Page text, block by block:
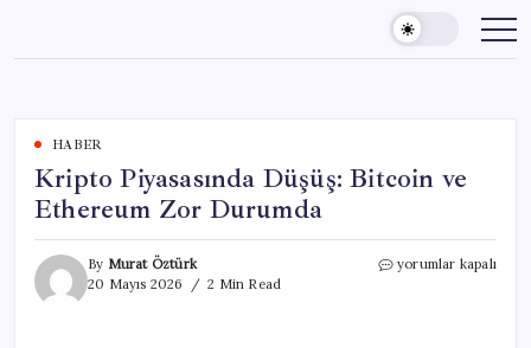
content
HABER
Kripto Piyasasında Düşüş: Bitcoin ve
Ethereum Zor Durumda
By Murat Öztürk
20 Mayıs 2026
2 Min Read
Kripto
yorumlar kapalı